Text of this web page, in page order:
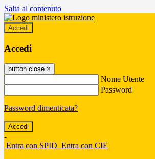
Salta al contenuto
Accedi
Accedi
button close ×
Nome Utente
Password
Password dimenticata?
-
Entra con SPID Entra con CIE